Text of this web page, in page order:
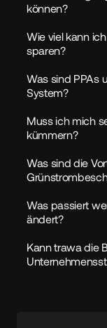
können?
Wie viel kann
sparen?
Was sind PPAs
System?
Muss ich mich
kümmern?
Was sind die
Was passiert
ändert?
Kann trawa die